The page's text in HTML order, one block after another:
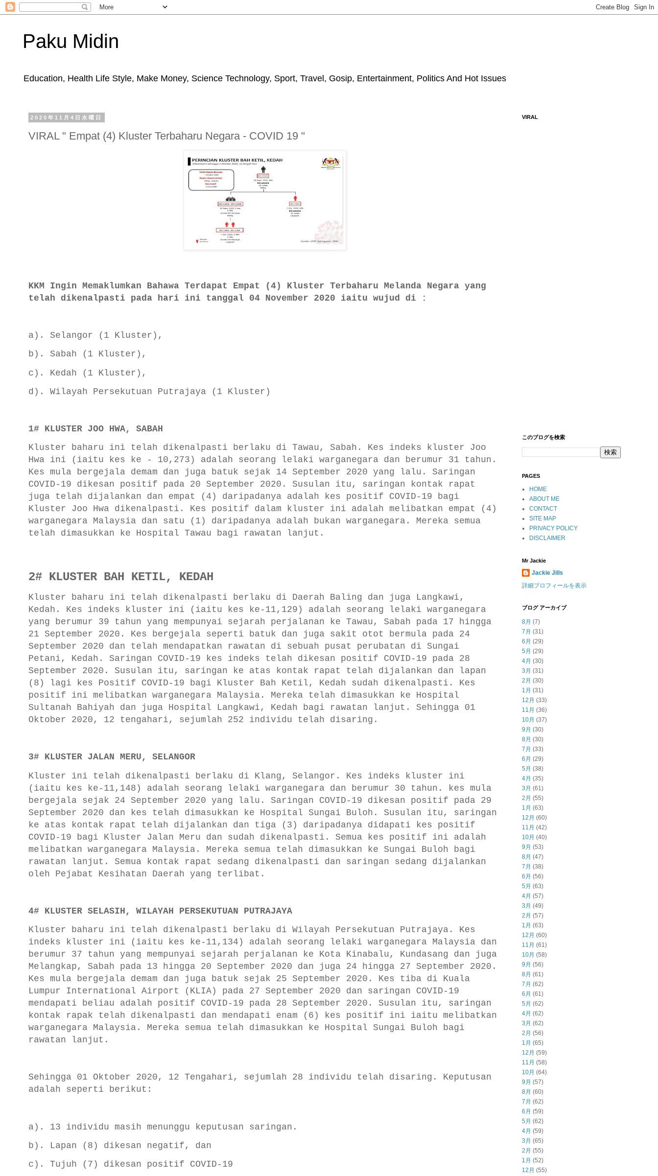
Paku Midin
Education, Health Life Style, Make Money, Science Technology, Sport, Travel, Gosip, Entertainment, Politics And Hot Issues
2020年11月4日水曜日
VIRAL " Empat (4) Kluster Terbaharu Negara - COVID 19 "
KKM Ingin Memaklumkan Bahawa Terdapat Empat (4) Kluster Terbaharu Melanda Negara yang
telah dikenalpasti pada hari ini tanggal 04 November 2020 iaitu wujud di :
a). Selangor (1 Kluster),
b). Sabah (1 Kluster),
c). Kedah (1 Kluster),
d). Wilayah Persekutuan Putrajaya (1 Kluster)
1# KLUSTER JOO HWA, SABAH
Kluster baharu ini telah dikenalpasti berlaku di Tawau, Sabah. Kes indeks kluster Joo
Hwa ini (iaitu kes ke - 10,273) adalah seorang lelaki warganegara dan berumur 31 tahun.
Kes mula bergejala demam dan juga batuk sejak 14 September 2020 yang lalu. Saringan
COVID-19 dikesan positif pada 20 September 2020. Susulan itu, saringan kontak rapat
juga telah dijalankan dan empat (4) daripadanya adalah kes positif COVID-19 bagi
Kluster Joo Hwa dikenalpasti. Kes positif dalam kluster ini adalah melibatkan empat (4)
warganegara Malaysia dan satu (1) daripadanya adalah bukan warganegara. Mereka semua
telah dimasukkan ke Hospital Tawau bagi rawatan lanjut.
2# KLUSTER BAH KETIL, KEDAH
Kluster baharu ini telah dikenalpasti berlaku di Daerah Baling dan juga Langkawi,
Kedah. Kes indeks kluster ini (iaitu kes ke-11,129) adalah seorang lelaki warganegara
yang berumur 39 tahun yang mempunyai sejarah perjalanan ke Tawau, Sabah pada 17 hingga
21 September 2020. Kes bergejala seperti batuk dan juga sakit otot bermula pada 24
September 2020 dan telah mendapatkan rawatan di sebuah pusat perubatan di Sungai
Petani, Kedah. Saringan COVID-19 kes indeks telah dikesan positif COVID-19 pada 28
September 2020. Susulan itu, saringan ke atas kontak rapat telah dijalankan dan lapan
(8) lagi kes Positif COVID-19 bagi Kluster Bah Ketil, Kedah sudah dikenalpasti. Kes
positif ini melibatkan warganegara Malaysia. Mereka telah dimasukkan ke Hospital
Sultanah Bahiyah dan juga Hospital Langkawi, Kedah bagi rawatan lanjut. Sehingga 01
Oktober 2020, 12 tengahari, sejumlah 252 individu telah disaring.
3# KLUSTER JALAN MERU, SELANGOR
Kluster ini telah dikenalpasti berlaku di Klang, Selangor. Kes indeks kluster ini
(iaitu kes ke-11,148) adalah seorang lelaki warganegara dan berumur 30 tahun. kes mula
bergejala sejak 24 September 2020 yang lalu. Saringan COVID-19 dikesan positif pada 29
September 2020 dan kes telah dimasukkan ke Hospital Sungai Buloh. Susulan itu, saringan
ke atas kontak rapat telah dijalankan dan tiga (3) daripadanya didapati kes positif
COVID-19 bagi Kluster Jalan Meru dan sudah dikenalpasti. Semua kes positif ini adalah
melibatkan warganegara Malaysia. Mereka semua telah dimasukkan ke Sungai Buloh bagi
rawatan lanjut. Semua kontak rapat sedang dikenalpasti dan saringan sedang dijalankan
oleh Pejabat Kesihatan Daerah yang terlibat.
4# KLUSTER SELASIH, WILAYAH PERSEKUTUAN PUTRAJAYA
Kluster baharu ini telah dikenalpasti berlaku di Wilayah Persekutuan Putrajaya. Kes
indeks kluster ini (iaitu kes ke-11,134) adalah seorang lelaki warganegara Malaysia dan
berumur 37 tahun yang mempunyai sejarah perjalanan ke Kota Kinabalu, Kundasang dan juga
Melangkap, Sabah pada 13 hingga 20 September 2020 dan juga 24 hingga 27 September 2020.
Kes mula bergejala demam dan juga batuk sejak 25 September 2020. Kes tiba di Kuala
Lumpur International Airport (KLIA) pada 27 September 2020 dan saringan COVID-19
mendapati beliau adalah positif COVID-19 pada 28 September 2020. Susulan itu, saringan
kontak rapak telah dikenalpasti dan mendapati enam (6) kes positif ini iaitu melibatkan
warganegara Malaysia. Mereka semua telah dimasukkan ke Hospital Sungai Buloh bagi
rawatan lanjut.
Sehingga 01 Oktober 2020, 12 Tengahari, sejumlah 28 individu telah disaring. Keputusan
adalah seperti berikut:
a). 13 individu masih menunggu keputusan saringan.
b). Lapan (8) dikesan negatif, dan
c). Tujuh (7) dikesan positif COVID-19
VIRAL
このブログを検索
PAGES
HOME
ABOUT ME
CONTACT
SITE MAP
PRIVACY POLICY
DISCLAIMER
Mr Jackie
Jackie Jills
詳細プロフィールを表示
ブログ アーカイブ
8月 (7)
7月 (31)
6月 (29)
5月 (29)
4月 (30)
3月 (31)
2月 (30)
1月 (31)
12月 (33)
11月 (36)
10月 (37)
9月 (30)
8月 (30)
7月 (33)
6月 (29)
5月 (38)
4月 (35)
3月 (61)
2月 (55)
1月 (63)
12月 (60)
11月 (42)
10月 (40)
9月 (53)
8月 (47)
7月 (38)
6月 (56)
5月 (63)
4月 (57)
3月 (49)
2月 (57)
1月 (63)
12月 (60)
11月 (61)
10月 (58)
9月 (56)
8月 (61)
7月 (62)
6月 (61)
5月 (62)
4月 (62)
3月 (62)
2月 (56)
1月 (65)
12月 (59)
11月 (58)
10月 (64)
9月 (57)
8月 (60)
7月 (62)
6月 (59)
5月 (62)
4月 (59)
3月 (65)
2月 (55)
1月 (52)
12月 (55)